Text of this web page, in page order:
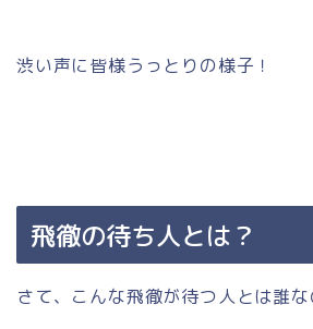
渋い声に皆様うっとりの様子！
飛徹の待ち人とは？
さて、こんな飛徹が待つ人とは誰